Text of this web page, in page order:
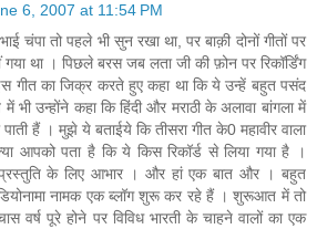
6, 2007 at 11:54 PM
चंपा तो पहले भी सुन रखा था, पर बाक़ी दोनों गीतों पर
गया था । पिछले बरस जब लता जी की फ़ोन पर रिकॉर्डिंग
गीत का जिक्र करते हुए कहा था कि ये उन्‍हें बहुत पसंद
भी उन्‍होंने कहा कि हिंदी और मराठी के अलावा बांगला में
हैं । मुझे ये बताईये कि तीसरा गीत के0 महावीर वाला
आपको पता है कि ये किस रिकॉर्ड से लिया गया है ।
के लिए आभार । और हां एक बात और । बहुत
नामक एक ब्‍लॉग शुरू कर रहे हैं । शुरूआत में तो
वर्ष पूरे होने पर विविध भारती के चाहने वालों का एक